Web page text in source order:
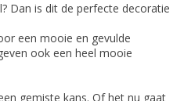
Dan is dit de perfecte decoratie
een mooie en gevulde
ook een heel mooie
gemiste kans. Of het nu gaat